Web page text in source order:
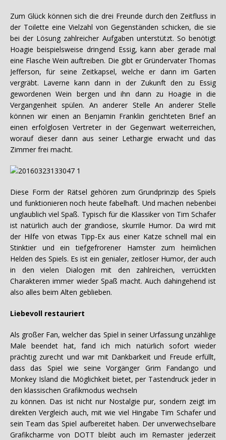
Zum Glück können sich die drei Freunde durch den Zeitfluss in
der Toilette eine Vielzahl von Gegenständen schicken, die sie
bei der Lösung zahlreicher Aufgaben unterstützt. So benötigt
Hoagie beispielsweise dringend Essig, kann aber gerade mal
eine Flasche Wein auftreiben. Die gibt er Gründervater Thomas
Jefferson, für seine Zeitkapsel, welche er dann im Garten
vergräbt. Laverne kann dann in der Zukunft den zu Essig
gewordenen Wein bergen und ihn dann zu Hoagie in die
Vergangenheit spülen. An anderer Stelle An anderer Stelle
können wir einen an Benjamin Franklin gerichteten Brief an
einen erfolglosen Vertreter in der Gegenwart weiterreichen,
worauf dieser dann aus seiner Lethargie erwacht und das
Zimmer frei macht.
Diese Form der Rätsel gehören zum Grundprinzip des Spiels
und funktionieren noch heute fabelhaft. Und machen nebenbei
unglaublich viel Spaß. Typisch für die Klassiker von Tim Schafer
ist natürlich auch der grandiose, skurrile Humor. Da wird mit
der Hilfe von etwas Tipp-Ex aus einer Katze schnell mal ein
Stinktier und ein tiefgefrorener Hamster zum heimlichen
Helden des Spiels. Es ist ein genialer, zeitloser Humor, der auch
in den vielen Dialogen mit den zahlreichen, verrückten
Charakteren immer wieder Spaß macht. Auch dahingehend ist
also alles beim Alten geblieben.
Liebevoll restauriert
Als großer Fan, welcher das Spiel in seiner Urfassung unzählige
Male beendet hat, fand ich mich natürlich sofort wieder
prächtig zurecht und war mit Dankbarkeit und Freude erfüllt,
dass das Spiel wie seine Vorgänger Grim Fandango und
Monkey Island die Möglichkeit bietet, per Tastendruck jeder in
den klassischen Grafikmodus wechseln
zu können. Das ist nicht nur Nostalgie pur, sondern zeigt im
direkten Vergleich auch, mit wie viel Hingabe Tim Schafer und
sein Team das Spiel aufbereitet haben. Der unverwechselbare
Grafikcharme von DOTT bleibt auch im Remaster jederzeit